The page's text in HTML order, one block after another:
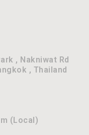
, Nakniwat Rd
, Thailand
(Local)